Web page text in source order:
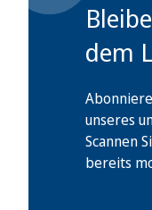
dem
unseres
Scannen
bereits